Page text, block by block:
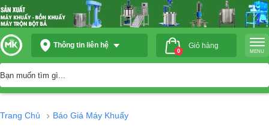
Thông tin liên hệ
0
Giỏ hàng
MENU
Trang Chủ › Báo Giá Máy Khuấy